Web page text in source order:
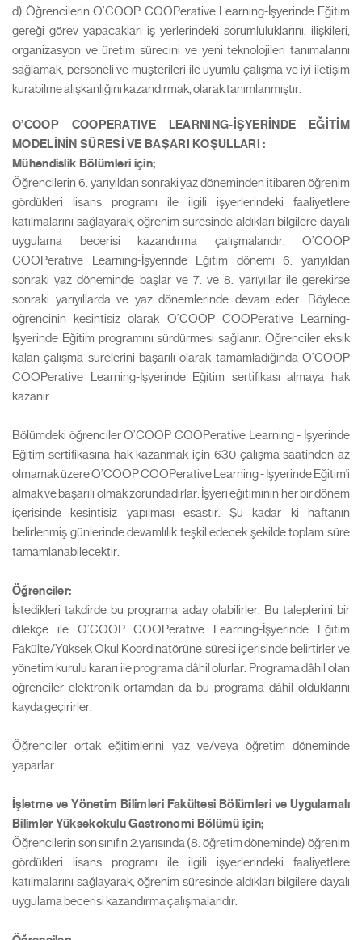
d) Öğrencilerin O’COOP COOPerative Learning-İşyerinde Eğitim
gereği görev yapacakları iş yerlerindeki sorumluluklarını, ilişkileri,
organizasyon ve üretim sürecini ve yeni teknolojileri tanımalarını
sağlamak, personeli ve müşterileri ile uyumlu çalışma ve iyi iletişim
kurabilme alışkanlığını kazandırmak, olarak tanımlanmıştır.
O’COOP COOPERATIVE LEARNING-İŞYERİNDE EĞİTİM
MODELİNİN SÜRESİ VE BAŞARI KOŞULLARI :
Mühendislik Bölümleri için;
Öğrencilerin 6. yarıyıldan sonraki yaz döneminden itibaren öğrenim
gördükleri lisans programı ile ilgili işyerlerindeki faaliyetlere
katılmalarını sağlayarak, öğrenim süresinde aldıkları bilgilere dayalı
uygulama becerisi kazandırma çalışmalarıdır. O’COOP
COOPerative Learning-İşyerinde Eğitim dönemi 6. yarıyıldan
sonraki yaz döneminde başlar ve 7. ve 8. yarıyıllar ile gerekirse
sonraki yarıyıllarda ve yaz dönemlerinde devam eder. Böylece
öğrencinin kesintisiz olarak O’COOP COOPerative Learning-
İşyerinde Eğitim programını sürdürmesi sağlanır. Öğrenciler eksik
kalan çalışma sürelerini başarılı olarak tamamladığında O’COOP
COOPerative Learning-İşyerinde Eğitim sertifikası almaya hak
kazanır.
Bölümdeki öğrenciler O’COOP COOPerative Learning - İşyerinde
Eğitim sertifikasına hak kazanmak için 630 çalışma saatinden az
olmamak üzere O’COOP COOPerative Learning - İşyerinde Eğitim'i
almak ve başarılı olmak zorundadırlar. İşyeri eğitiminin her bir dönem
içerisinde kesintisiz yapılması esastır. Şu kadar ki haftanın
belirlenmiş günlerinde devamlılık teşkil edecek şekilde toplam süre
tamamlanabilecektir.
Öğrenciler:
İstedikleri takdirde bu programa aday olabilirler. Bu taleplerini bir
dilekçe ile O’COOP COOPerative Learning-İşyerinde Eğitim
Fakülte/Yüksek Okul Koordinatörüne süresi içerisinde belirtirler ve
yönetim kurulu kararı ile programa dâhil olurlar. Programa dâhil olan
öğrenciler elektronik ortamdan da bu programa dâhil olduklarını
kayda geçirirler.
Öğrenciler ortak eğitimlerini yaz ve/veya öğretim döneminde
yaparlar.
İşletme ve Yönetim Bilimleri Fakültesi Bölümleri ve Uygulamalı
Bilimler Yüksekokulu Gastronomi Bölümü için;
Öğrencilerin son sınıfın 2.yarısında (8. öğretim döneminde) öğrenim
gördükleri lisans programı ile ilgili işyerlerindeki faaliyetlere
katılmalarını sağlayarak, öğrenim süresinde aldıkları bilgilere dayalı
uygulama becerisi kazandırma çalışmalarıdır.